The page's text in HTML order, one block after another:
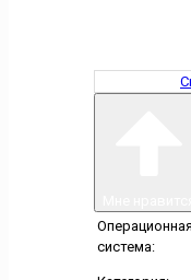
Операционная
система: